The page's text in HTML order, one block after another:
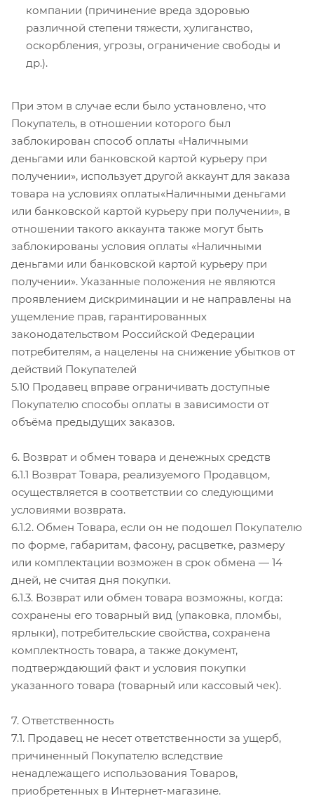
компании (причинение вреда здоровью
различной степени тяжести, хулиганство,
оскорбления, угрозы, ограничение свободы и
др.).
При этом в случае если было установлено, что
Покупатель, в отношении которого был
заблокирован способ оплаты «Наличными
деньгами или банковской картой курьеру при
получении», использует другой аккаунт для заказа
товара на условиях оплаты«Наличными деньгами
или банковской картой курьеру при получении», в
отношении такого аккаунта также могут быть
заблокированы условия оплаты «Наличными
деньгами или банковской картой курьеру при
получении». Указанные положения не являются
проявлением дискриминации и не направлены на
ущемление прав, гарантированных
законодательством Российской Федерации
потребителям, а нацелены на снижение убытков от
действий Покупателей
5.10 Продавец вправе ограничивать доступные
Покупателю способы оплаты в зависимости от
объёма предыдущих заказов.
6. Возврат и обмен товара и денежных средств
6.1.1 Возврат Товара, реализуемого Продавцом,
осуществляется в соответствии со следующими
условиями возврата.
6.1.2. Обмен Товара, если он не подошел Покупателю
по форме, габаритам, фасону, расцветке, размеру
или комплектации возможен в срок обмена — 14
дней, не считая дня покупки.
6.1.3. Возврат или обмен товара возможны, когда:
сохранены его товарный вид (упаковка, пломбы,
ярлыки), потребительские свойства, сохранена
комплектность товара, а также документ,
подтверждающий факт и условия покупки
указанного товара (товарный или кассовый чек).
7. Ответственность
7.1. Продавец не несет ответственности за ущерб,
причиненный Покупателю вследствие
ненадлежащего использования Товаров,
приобретенных в Интернет-магазине.